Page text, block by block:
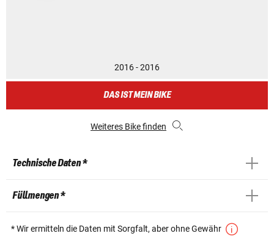
2016 - 2016
DAS IST MEIN BIKE
Weiteres Bike finden
Technische Daten *
Füllmengen *
* Wir ermitteln die Daten mit Sorgfalt, aber ohne Gewähr